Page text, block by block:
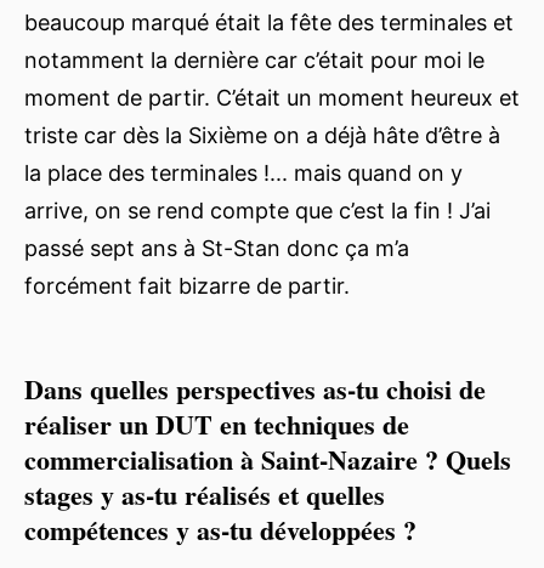
beaucoup marqué était la fête des terminales et
notamment la dernière car c’était pour moi le
moment de partir. C’était un moment heureux et
triste car dès la Sixième on a déjà hâte d’être à
la place des terminales !... mais quand on y
arrive, on se rend compte que c’est la fin ! J’ai
passé sept ans à St-Stan donc ça m’a
forcément fait bizarre de partir.
Dans quelles perspectives as-tu choisi de
réaliser un DUT en techniques de
commercialisation à Saint-Nazaire ? Quels
stages y as-tu réalisés et quelles
compétences y as-tu développées ?